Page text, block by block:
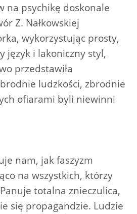
na psychikę doskonale
Z. Nałkowskiej
wykorzystując prosty,
język i lakoniczny styl,
przedstawiła
ludzkości, zbrodnie
ofiarami byli niewinni
nam, jak faszyzm
na wszystkich, którzy
totalna znieczulica,
się propagandzie. Ludzie